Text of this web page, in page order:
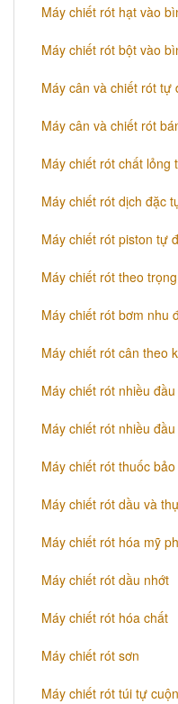
Máy chiết rót hạt vào
Máy chiết rót bột vào
Máy cân và chiết rót tự
Máy cân và chiết rót
​Máy chiết rót chất lỏng
​Máy chiết rót dịch đặc
Máy chiết rót piston tự
Máy chiết rót theo
​Máy chiết rót bơm nhu
Máy chiết rót cân theo
​Máy chiết rót nhiều
​Máy chiết rót nhiều
Máy chiết rót thuốc
Máy chiết rót dầu và
Máy chiết rót hóa mỹ
Máy chiết rót dầu nhớt
Máy chiết rót hóa chất
Máy chiết rót sơn
Máy chiết rót túi tự cuộn